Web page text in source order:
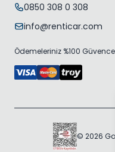
0850 308 0 308
info@renticar.com
Ödemeleriniz %100
© 2026